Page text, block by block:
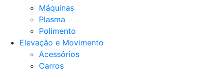
Máquinas
Plasma
Polimento
Elevação e Movimento
Acessórios
Carros